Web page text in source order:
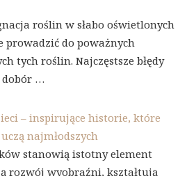
roślin w słabo oświetlonych
prowadzić do poważnych
tych roślin. Najczęstsze błędy
dobór …
– inspirujące historie, które
najmłodszych
stanowią istotny element
rozwój wyobraźni, kształtują